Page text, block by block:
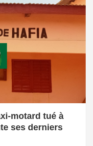
motard tué à
ses derniers